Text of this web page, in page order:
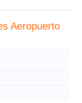
Aeropuerto